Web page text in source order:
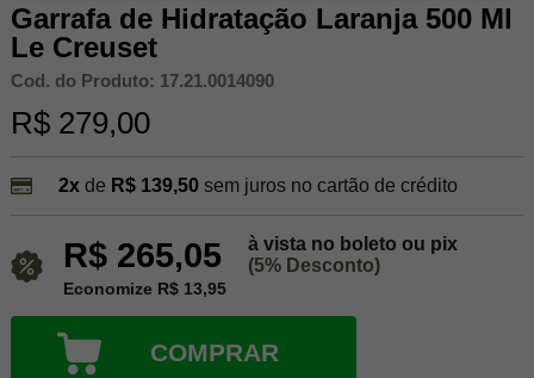
Garrafa de Hidratação Laranja 500 Ml
Le Creuset
Cod. do Produto: 17.21.0014090
R$ 279,00
2xde R$ 139,50 sem juros no cartão de crédito
R$ 265,05
à vista no boleto ou pix
(5% Desconto)
Economize R$ 13,95
COMPRAR